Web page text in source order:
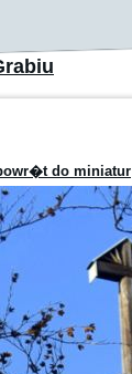
do miniatur